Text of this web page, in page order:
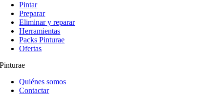
Pintar
Preparar
Eliminar y reparar
Herramientas
Packs Pinturae
Ofertas
Pinturae
Quiénes somos
Contactar